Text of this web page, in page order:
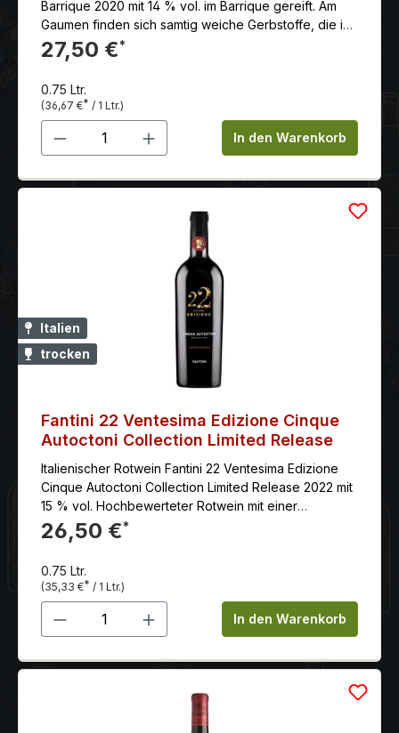
Barrique 2020 mit 14 % vol. im Barrique gereift. Am
Gaumen finden sich samtig weiche Gerbstoffe, die in
einem vielschichtigen und langanhaltenden Charakter
münden.
27,50 €*
0.75 Ltr.
(36,67 €* / 1 Ltr.)
Produkt Anzahl: Gib denIn den Warenkorb
Italien
trocken
Fantini 22 Ventesima Edizione Cinque
Autoctoni Collection Limited Release
Italienischer Rotwein Fantini 22 Ventesima Edizione
Cinque Autoctoni Collection Limited Release 2022 mit
15 % vol. Hochbewerteter Rotwein mit einer
geschmeidigen, guten Textur, seidigem Tannin und
sehr lang anhaltend.
26,50 €*
0.75 Ltr.
(35,33 €* / 1 Ltr.)
Produkt Anzahl: Gib denIn den Warenkorb